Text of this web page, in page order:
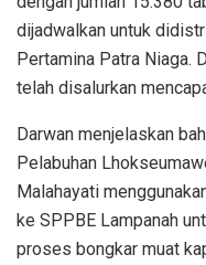
dijadwalkan untuk
Pertamina Patra Niaga.
telah disalurkan
Darwan menjelaskan
Pelabuhan
Malahayati
ke SPPBE Lampanah
proses bongkar muat